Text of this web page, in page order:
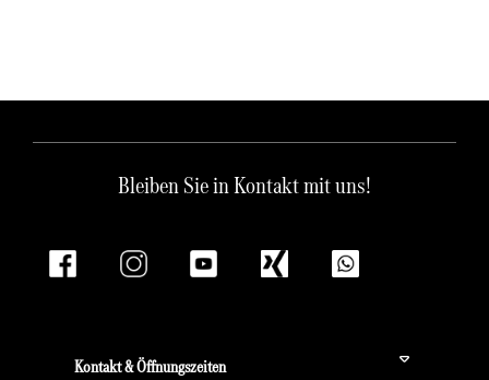
Bleiben Sie in Kontakt mit uns!
Kontakt & Öffnungszeiten